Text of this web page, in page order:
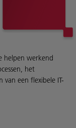
helpen werkend
het
een flexibele IT-